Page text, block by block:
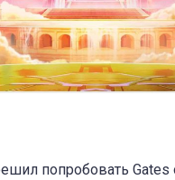
попробовать Gates